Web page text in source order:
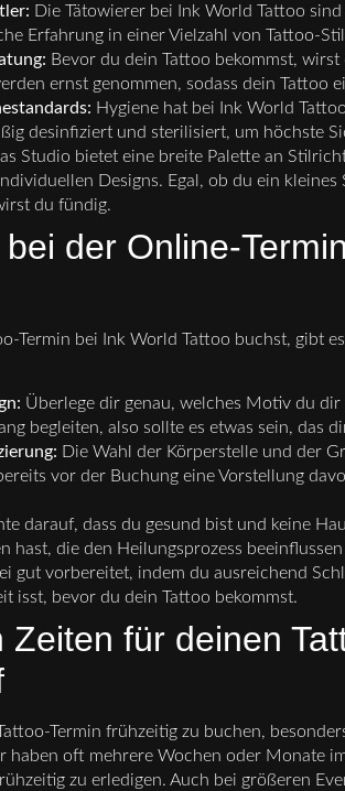
Die Tätowierer bei Ink World Tattoo
Erfahrung in einer Vielzahl von Tattoo-
Bevor du dein Tattoo bekommst,
ernst genommen, sodass dein Tattoo
Hygiene hat bei Ink World
desinfiziert und sterilisiert, um höchste
Studio bietet eine breite Palette an
Designs. Egal, ob du ein
du fündig.
der Online-
Termin bei Ink World Tattoo buchst, gibt
Überlege dir genau, welches Motiv du
begleiten, also sollte es etwas sein, das
Die Wahl der Körperstelle und der
vor der Buchung eine Vorstellung
darauf, dass du gesund bist und keine
hast, die den Heilungsprozess
gut vorbereitet, indem du ausreichend
isst, bevor du dein Tattoo bekommst.
Zeiten für deinen
Termin frühzeitig zu buchen,
haben oft mehrere Wochen oder Monate
zu erledigen. Auch bei größeren